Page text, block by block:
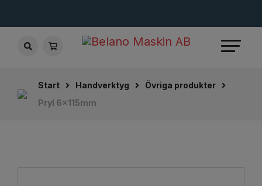
Start Handverktyg
Övriga produkter
Pryl 6x115mm